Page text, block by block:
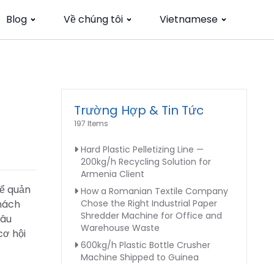
Blog Về chúng tôi Vietnamese
quản
hội
Trường Hợp & Tin Tức
197 Items
Hard Plastic Pelletizing Line —
200kg/h Recycling Solution for
Armenia Client
How a Romanian Textile Company
Chose the Right Industrial Paper
Shredder Machine for Office and
Warehouse Waste
600kg/h Plastic Bottle Crusher
Machine Shipped to Guinea